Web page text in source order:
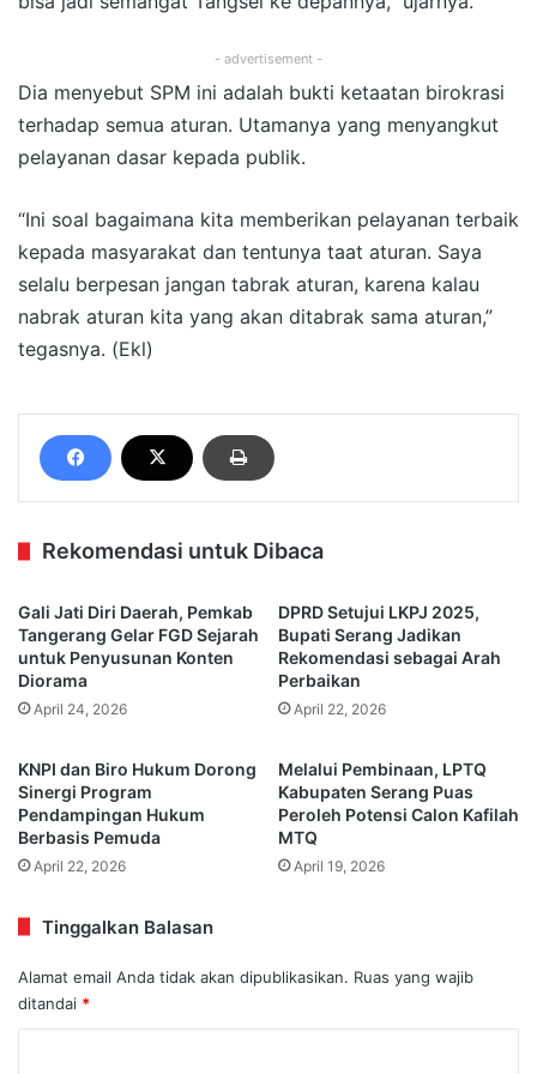
- advertisement -
Dia menyebut SPM ini adalah bukti ketaatan birokrasi
terhadap semua aturan. Utamanya yang menyangkut
pelayanan dasar kepada publik.
“Ini soal bagaimana kita memberikan pelayanan terbaik
kepada masyarakat dan tentunya taat aturan. Saya
selalu berpesan jangan tabrak aturan, karena kalau
nabrak aturan kita yang akan ditabrak sama aturan,”
tegasnya. (Ekl)
Rekomendasi untuk Dibaca
Gali Jati Diri Daerah, Pemkab
Tangerang Gelar FGD Sejarah
untuk Penyusunan Konten
Diorama
April 24, 2026
DPRD Setujui LKPJ 2025,
Bupati Serang Jadikan
Rekomendasi sebagai Arah
Perbaikan
April 22, 2026
KNPI dan Biro Hukum Dorong
Sinergi Program
Pendampingan Hukum
Berbasis Pemuda
April 22, 2026
Melalui Pembinaan, LPTQ
Kabupaten Serang Puas
Peroleh Potensi Calon Kafilah
MTQ
April 19, 2026
Tinggalkan Balasan
Alamat email Anda tidak akan dipublikasikan. Ruas yang wajib
ditandai *